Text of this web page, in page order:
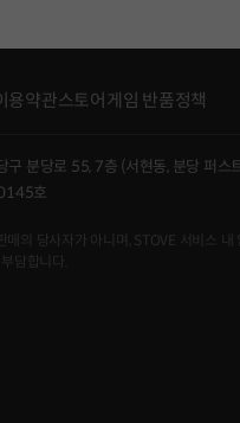
용약관스토어게임 반품정책
구 분당로 55, 7층 (서현동, 분당 퍼스
호
의 당사자가 아니며, STOVE 서비스
담합니다.